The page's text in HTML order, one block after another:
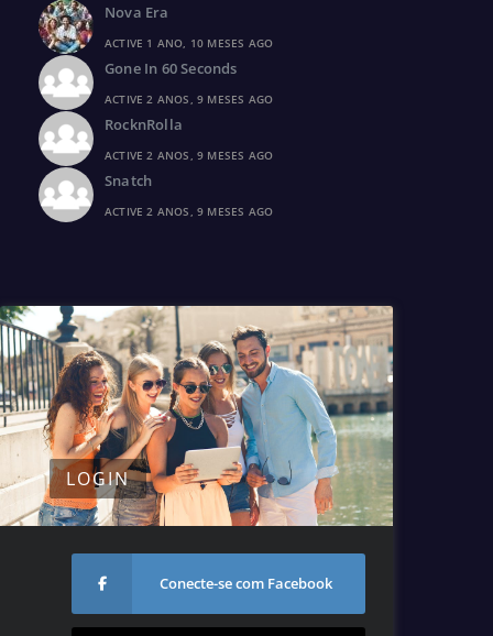
Nova Era
ACTIVE 1 ANO, 10 MESES AGO
Gone In 60 Seconds
ACTIVE 2 ANOS, 9 MESES AGO
RocknRolla
ACTIVE 2 ANOS, 9 MESES AGO
Snatch
ACTIVE 2 ANOS, 9 MESES AGO
LOGIN
Conecte-se com Facebook